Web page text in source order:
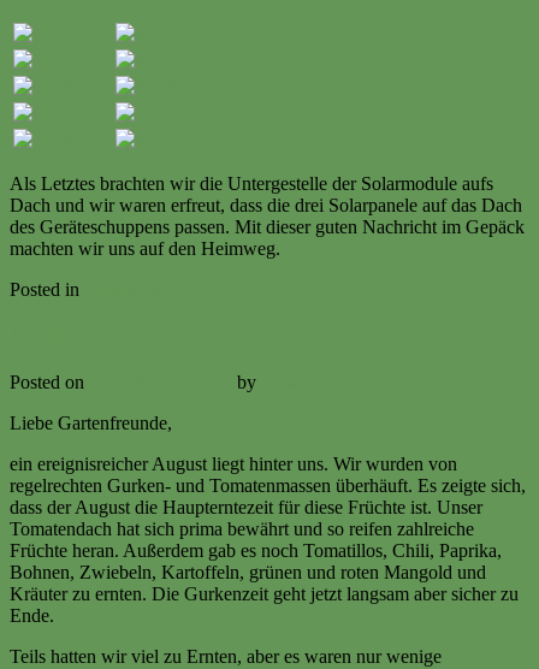
Als Letztes brachten wir die Untergestelle der Solarmodule aufs
Dach und wir waren erfreut, dass die drei Solarpanele auf das Dach
des Geräteschuppens passen. Mit dieser guten Nachricht im Gepäck
machten wir uns auf den Heimweg.
Posted in
Posted on by
Liebe Gartenfreunde,
ein ereignisreicher August liegt hinter uns. Wir wurden von
regelrechten Gurken- und Tomatenmassen überhäuft. Es zeigte sich,
dass der August die Haupterntezeit für diese Früchte ist. Unser
Tomatendach hat sich prima bewährt und so reifen zahlreiche
Früchte heran. Außerdem gab es noch Tomatillos, Chili, Paprika,
Bohnen, Zwiebeln, Kartoffeln, grünen und roten Mangold und
Kräuter zu ernten. Die Gurkenzeit geht jetzt langsam aber sicher zu
Ende.
Teils hatten wir viel zu Ernten, aber es waren nur wenige